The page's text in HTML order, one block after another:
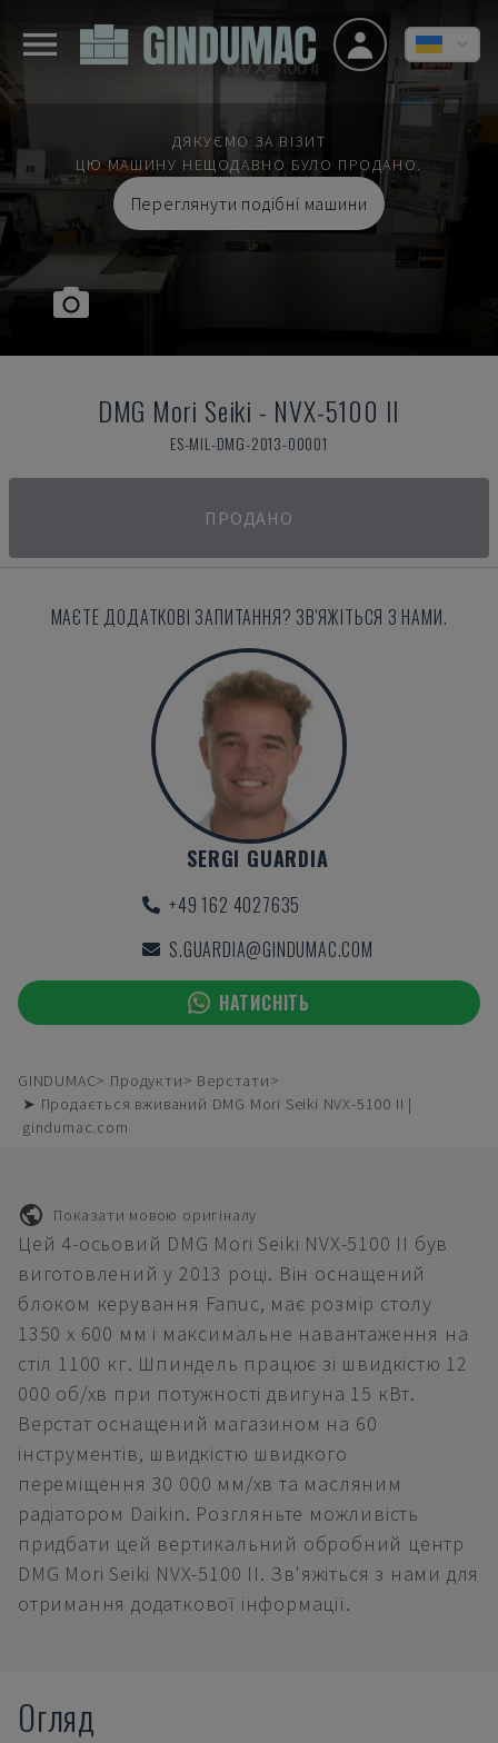
ДЯКУЄМО ЗА ВІЗИТ
ЦЮ МАШИНУ НЕЩОДАВНО БУЛО ПРОДАНО.
Переглянути подібні машини
DMG Mori Seiki - NVX-5100 II
ES-MIL-DMG-2013-00001
ПРОДАНО
МАЄТЕ ДОДАТКОВІ ЗАПИТАННЯ? ЗВ'ЯЖІТЬСЯ З НАМИ.
SERGI GUARDIA
+49 162 4027635
S.GUARDIA@GINDUMAC.COM
НАТИСНІТЬ
GINDUMAC Продукти
Верстати
➤ Продається вживаний DMG Mori Seiki NVX-5100 II |
gindumac.com
Показати мовою оригіналу
Цей 4-осьовий DMG Mori Seiki NVX-5100 II був
виготовлений у 2013 році. Він оснащений
блоком керування Fanuc, має розмір столу
1350 x 600 мм і максимальне навантаження на
стіл 1100 кг. Шпиндель працює зі швидкістю 12
000 об/хв при потужності двигуна 15 кВт.
Верстат оснащений магазином на 60
інструментів, швидкістю швидкого
переміщення 30 000 мм/хв та масляним
радіатором Daikin. Розгляньте можливість
придбати цей вертикальний обробний центр
DMG Mori Seiki NVX-5100 II. Зв'яжіться з нами для
отримання додаткової інформації.
Огляд